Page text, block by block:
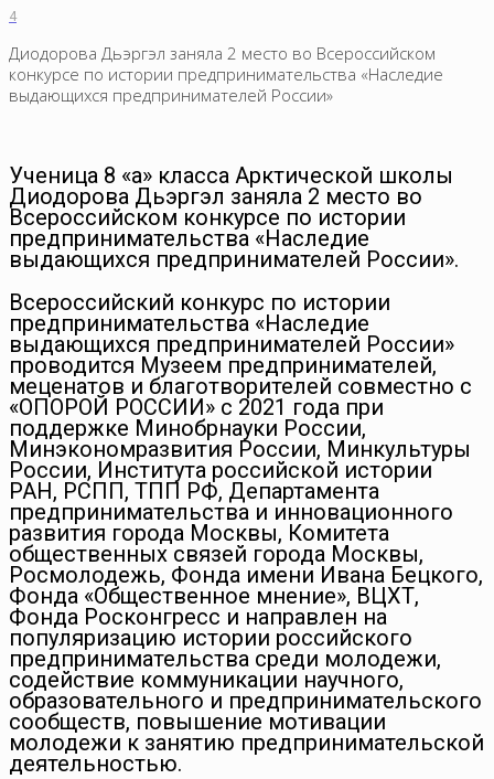
4
Диодорова Дьэргэл заняла 2 место во Всероссийском
конкурсе по истории предпринимательства «Наследие
выдающихся предпринимателей России»
Ученица 8 «а» класса Арктической школы
Диодорова Дьэргэл заняла 2 место во
Всероссийском конкурсе по истории
предпринимательства «Наследие
выдающихся предпринимателей России».
Всероссийский конкурс по истории
предпринимательства «Наследие
выдающихся предпринимателей России»
проводится Музеем предпринимателей,
меценатов и благотворителей совместно с
«ОПОРОЙ РОССИИ» с 2021 года при
поддержке Минобрнауки России,
Минэкономразвития России, Минкультуры
России, Института российской истории
РАН, РСПП, ТПП РФ, Департамента
предпринимательства и инновационного
развития города Москвы, Комитета
общественных связей города Москвы,
Росмолодежь, Фонда имени Ивана Бецкого,
Фонда «Общественное мнение», ВЦХТ,
Фонда Росконгресс и направлен на
популяризацию истории российского
предпринимательства среди молодежи,
содействие коммуникации научного,
образовательного и предпринимательского
сообществ, повышение мотивации
молодежи к занятию предпринимательской
деятельностью.